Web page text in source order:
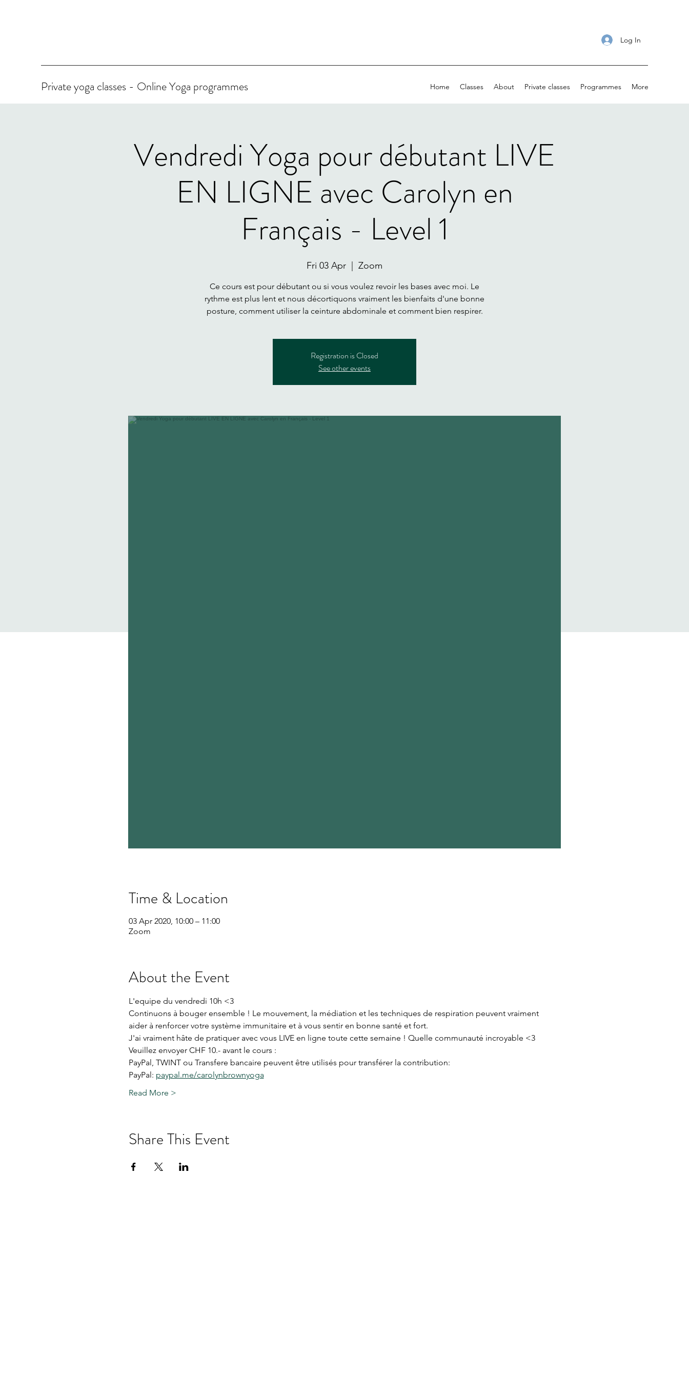
Log In
Private yoga classes - Online Yoga programmes Home Classes About Private classes Programmes More
Vendredi Yoga pour débutant LIVE
EN LIGNE avec Carolyn en
Français - Level 1
Fri 03 Apr Zoom
Ce cours est pour débutant ou si vous voulez revoir les bases avec moi. Le
rythme est plus lent et nous décortiquons vraiment les bienfaits d'une bonne
posture, comment utiliser la ceinture abdominale et comment bien respirer.
Registration is Closed
See other events
Time & Location
03 Apr 2020, 10:00 – 11:00
Zoom
About the Event
L'equipe du vendredi 10h <3
Continuons à bouger ensemble ! Le mouvement, la médiation et les techniques de respiration peuvent vraiment
aider à renforcer votre système immunitaire et à vous sentir en bonne santé et fort.
J'ai vraiment hâte de pratiquer avec vous LIVE en ligne toute cette semaine ! Quelle communauté incroyable <3
Veuillez envoyer CHF 10.- avant le cours :
PayPal, TWINT ou Transfere bancaire peuvent être utilisés pour transférer la contribution:
PayPal: paypal.me/carolynbrownyoga
Read More >
Share This Event